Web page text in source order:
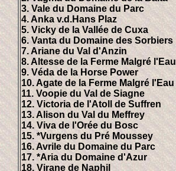
3. Vale du Domaine du Parc
4. Anka v.d.Hans Plaz
5. Vicky de la Vallée de Cuxa
6. Vanta du Domaine des Sorbiers
7. Ariane du Val d'Anzin
8. Altesse de la Ferme Malgré l'Eau
9. Véda de la Horse Power
10. Agate de la Ferme Malgré l'Eau
11. Voopie du Val de Siagne
12. Victoria de l'Atoll de Suffren
13. Alison du Val du Meffrey
14. Viva de l'Orée du Bosc
15. *Vurgens du Pré Moussey
16. Avrile du Domaine du Parc
17. *Aria du Domaine d'Azur
18. Virane de Naphil